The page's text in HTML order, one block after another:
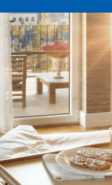
PT(€)